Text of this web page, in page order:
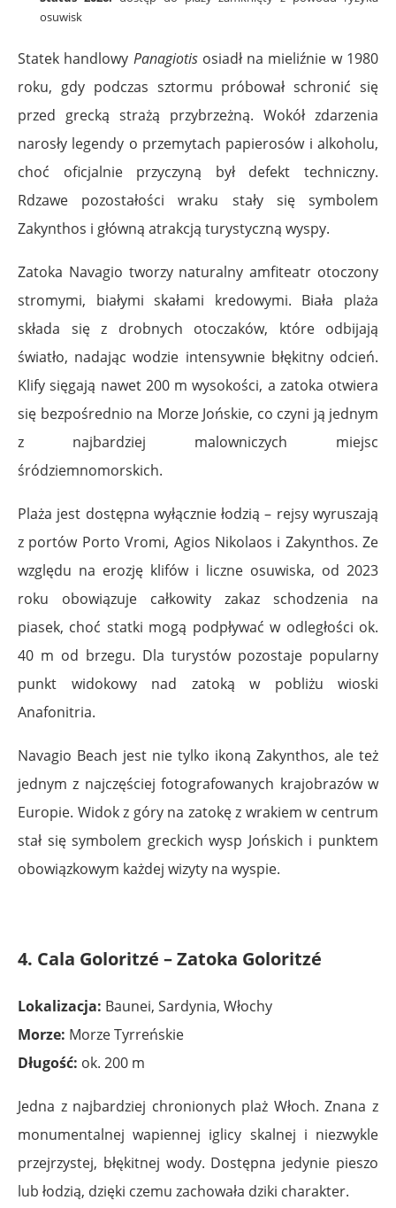
osuwisk
Statek handlowy Panagiotisosiadł na mieliźnie w 1980
roku, gdy podczas sztormu próbował schronić się
przed grecką strażą przybrzeżną. Wokół zdarzenia
narosły legendy o przemytach papierosów i alkoholu,
choć oficjalnie przyczyną był defekt techniczny.
Rdzawe pozostałości wraku stały się symbolem
Zakynthos i główną atrakcją turystyczną wyspy.
Zatoka Navagio tworzy naturalny amfiteatr otoczony
stromymi, białymi skałami kredowymi. Biała plaża
składa się z drobnych otoczaków, które odbijają
światło, nadając wodzie intensywnie błękitny odcień.
Klify sięgają nawet 200 m wysokości, a zatoka otwiera
się bezpośrednio na Morze Jońskie, co czyni ją jednym
z najbardziej malowniczych miejsc
śródziemnomorskich.
Plaża jest dostępna wyłącznie łodzią – rejsy wyruszają
z portów Porto Vromi, Agios Nikolaos i Zakynthos. Ze
względu na erozję klifów i liczne osuwiska, od 2023
roku obowiązuje całkowity zakaz schodzenia na
piasek, choć statki mogą podpływać w odległości ok.
40 m od brzegu. Dla turystów pozostaje popularny
punkt widokowy nad zatoką w pobliżu wioski
Anafonitria.
Navagio Beach jest nie tylko ikoną Zakynthos, ale też
jednym z najczęściej fotografowanych krajobrazów w
Europie. Widok z góry na zatokę z wrakiem w centrum
stał się symbolem greckich wysp Jońskich i punktem
obowiązkowym każdej wizyty na wyspie.
4. Cala Goloritzé – Zatoka Goloritzé
Lokalizacja: Baunei, Sardynia, Włochy
Morze: Morze Tyrreńskie
Długość: ok. 200 m
Jedna z najbardziej chronionych plaż Włoch. Znana z
monumentalnej wapiennej iglicy skalnej i niezwykle
przejrzystej, błękitnej wody. Dostępna jedynie pieszo
lub łodzią, dzięki czemu zachowała dziki charakter.